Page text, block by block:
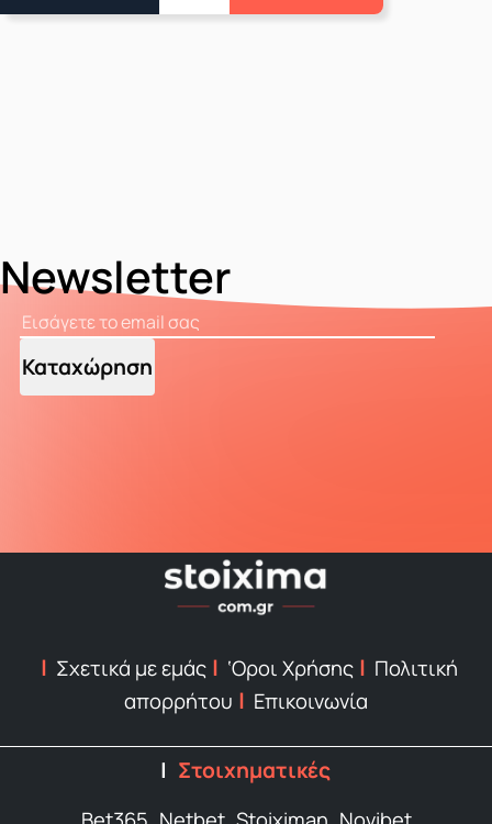
Newsletter
Καταχώρηση
Σχετικά με εμάς ‘Οροι Χρήσης
Πολιτική
απορρήτου
Επικοινωνία
Στοιχηματικές